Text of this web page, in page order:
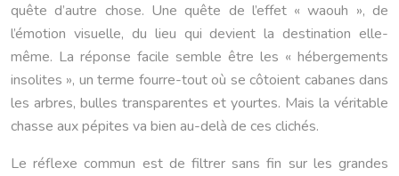
quête d’autre chose. Une quête de l’effet « waouh », de
l’émotion visuelle, du lieu qui devient la destination elle-
même. La réponse facile semble être les « hébergements
insolites », un terme fourre-tout où se côtoient cabanes dans
les arbres, bulles transparentes et yourtes. Mais la véritable
chasse aux pépites va bien au-delà de ces clichés.
Le réflexe commun est de filtrer sans fin sur les grandes